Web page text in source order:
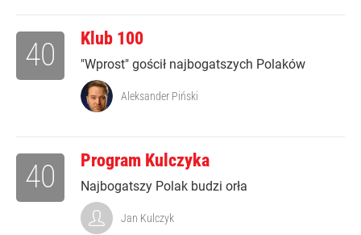
Klub 100
"Wprost" gościł najbogatszych Polaków
40
Aleksander Piński
Program Kulczyka
Najbogatszy Polak budzi orła
40
Jan Kulczyk